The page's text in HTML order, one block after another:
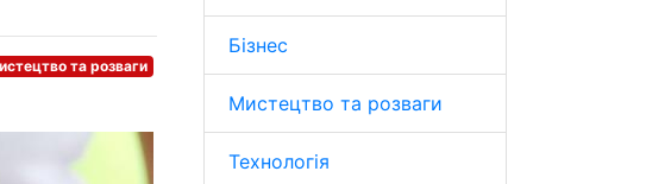
та розваги
Бізнес
Мистецтво та розваги
Технологія